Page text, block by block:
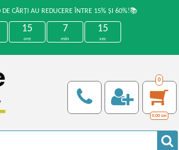
CĂRȚI AU REDUCERE ÎNTRE 15% ȘI 60%!📚
15
ore
7
min
15
sec
0
0,00 Lei